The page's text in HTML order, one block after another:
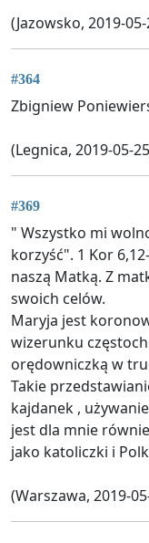
(Jazowsko, 2019-
#364
Zbigniew
(Legnica, 2019-05-
#369
" Wszystko mi
korzyść". 1 Kor
naszą Matką. Z
swoich celów.
Maryja jest
wizerunku
orędowniczką w
Takie
kajdanek ,
jest dla mnie
jako katoliczki i
(Warszawa, 2019-